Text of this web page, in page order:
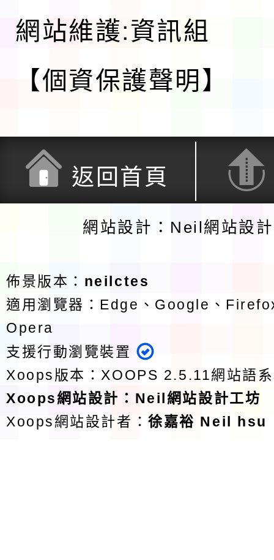
網站維護:資訊組
【個資保護聲明】
返回首頁
網站設計：Neil網站設
佈景版本： neilctes
適用瀏覽器：Edge、Google、
Opera
支援行動瀏覽裝置
Xoops版本：XOOPS 2.5.11網站語
Xoops網站設計 ： Neil網站設計工坊
Xoops網站設計者：徐嘉裕 Neil hsu